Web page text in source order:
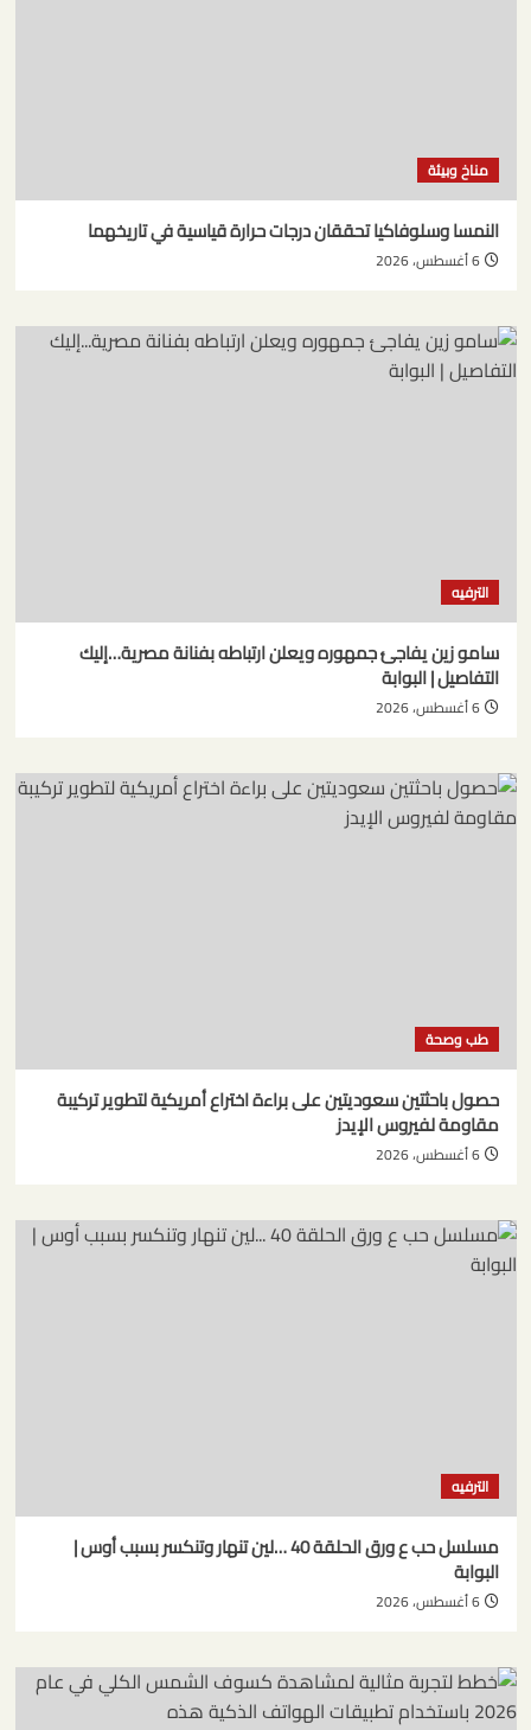
مناخ وبيئة
النمسا وسلوفاكيا تحققان درجات حرارة قياسية في تاريخهما
6 أغسطس، 2026
الترفيه
سامو زين يفاجئ جمهوره ويعلن ارتباطه بفنانة مصرية…إليك
التفاصيل | البوابة
6 أغسطس، 2026
طب وصحة
حصول باحثتين سعوديتين على براءة اختراع أمريكية لتطوير تركيبة
مقاومة لفيروس الإيدز
6 أغسطس، 2026
الترفيه
مسلسل حب ع ورق الحلقة 40 …لين تنهار وتنكسر بسبب أوس |
البوابة
6 أغسطس، 2026